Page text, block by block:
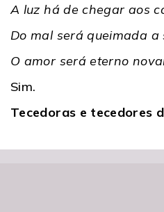
A luz há de chegar aos
Do mal será queimada a
O amor será eterno
Sim.
Tecedoras e tecedores